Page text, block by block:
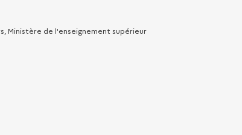
Ministère de l'enseignement supérieur